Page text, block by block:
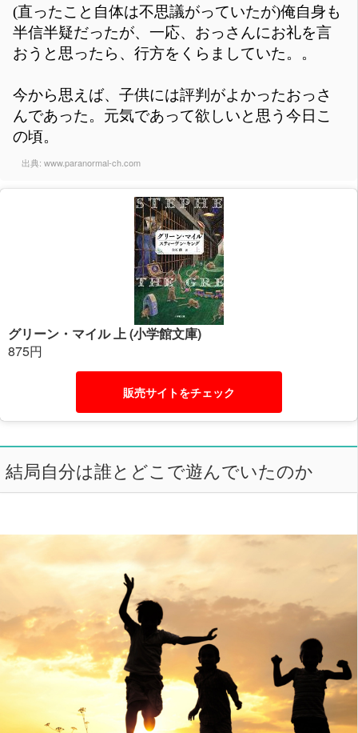
(直ったこと自体は不思議がっていたが)俺自身も
半信半疑だったが、一応、おっさんにお礼を言
おうと思ったら、行方をくらましていた。。
今から思えば、子供には評判がよかったおっさ
んであった。元気であって欲しいと思う今日こ
の頃。
出典: www.paranormal-ch.com
グリーン・マイル 上 (小学館文庫)
875円
販売サイトをチェック
結局自分は誰とどこで遊んでいたのか